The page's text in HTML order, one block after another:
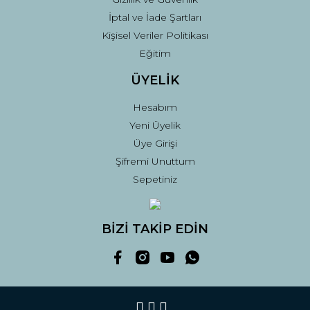
İptal ve İade Şartları
Kişisel Veriler Politikası
Eğitim
ÜYELİK
Hesabım
Yeni Üyelik
Üye Girişi
Şifremi Unuttum
Sepetiniz
BİZİ TAKİP EDİN